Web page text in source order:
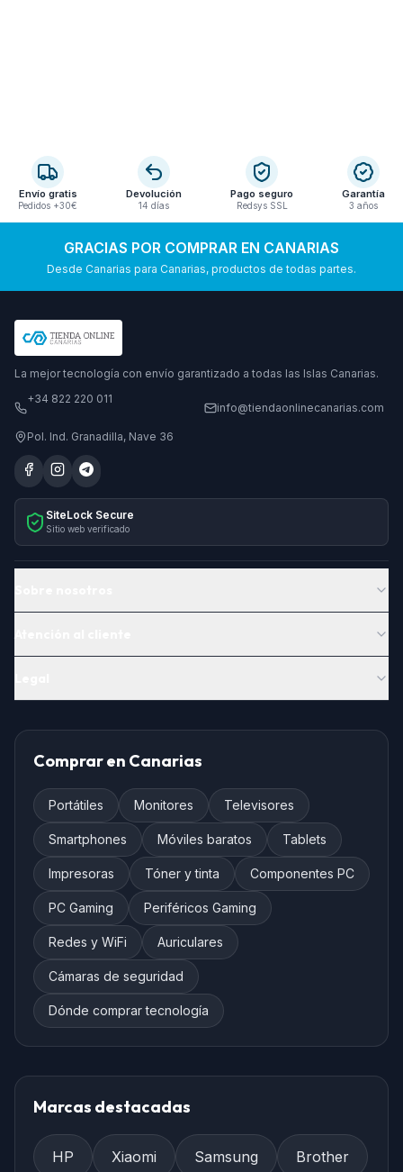
Envío gratis
Pedidos +30€
Devolución
14 días
Pago seguro
Redsys SSL
Garantía
3 años
GRACIAS POR COMPRAR EN CANARIAS
Desde Canarias para Canarias, productos de todas partes.
La mejor tecnología con envío garantizado a todas las Islas Canarias.
+34 822 220 011
info@tiendaonlinecanarias.com
Pol. Ind. Granadilla, Nave 36
SiteLock Secure
Sitio web verificado
Comprar en Canarias
Portátiles Monitores Televisores
Smartphones Móviles baratos Tablets
Impresoras Tóner y tinta Componentes PC
PC Gaming Periféricos Gaming
Redes y WiFi Auriculares
Cámaras de seguridad
Dónde comprar tecnología
Marcas destacadas
HP Xiaomi Samsung Brother